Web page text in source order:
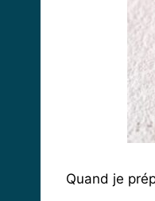
Quand je